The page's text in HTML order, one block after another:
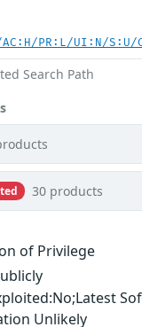
PR:L/UI:N/
Search Path
30 products
of Privilege
Unlikely